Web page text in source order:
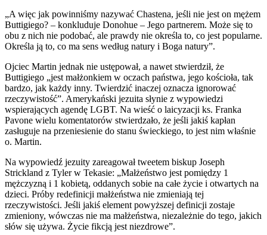
„A więc jak powinniśmy nazywać Chastena, jeśli nie jest on mężem
Buttigiego? – konkluduje Donohue – Jego partnerem. Może się to
obu z nich nie podobać, ale prawdy nie określa to, co jest popularne.
Określa ją to, co ma sens według natury i Boga natury”.
Ojciec Martin jednak nie ustępował, a nawet stwierdził, że
Buttigiego „jest małżonkiem w oczach państwa, jego kościoła, tak
bardzo, jak każdy inny. Twierdzić inaczej oznacza ignorować
rzeczywistość”. Amerykański jezuita słynie z wypowiedzi
wspierających agendę LGBT. Na wieść o laicyzacji ks. Franka
Pavone wielu komentatorów stwierdzało, że jeśli jakiś kapłan
zasługuje na przeniesienie do stanu świeckiego, to jest nim właśnie
o. Martin.
Na wypowiedź jezuity zareagował tweetem biskup Joseph
Strickland z Tyler w Tekasie: „Małżeństwo jest pomiędzy 1
mężczyzną i 1 kobietą, oddanych sobie na całe życie i otwartych na
dzieci. Próby redefinicji małżeństwa nie zmieniają tej
rzeczywistości. Jeśli jakiś element powyższej definicji zostaje
zmieniony, wówczas nie ma małżeństwa, niezależnie do tego, jakich
słów się używa. Życie fikcją jest niezdrowe”.